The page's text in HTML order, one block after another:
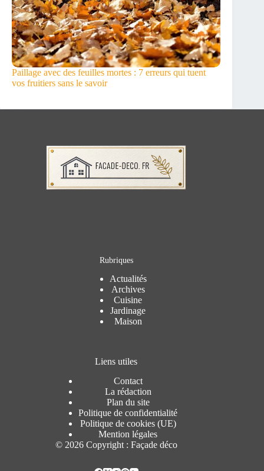
Paillage avec des feuilles mortes : 7 erreurs qui tuent
vos fruitiers sans le savoir
Rubriques
Actualités
Archives
Cuisine
Jardinage
Maison
Liens utiles
Contact
La rédaction
Plan du site
Politique de confidentialité
Politique de cookies (UE)
Mention légales
© 2026 Copyright : Façade déco